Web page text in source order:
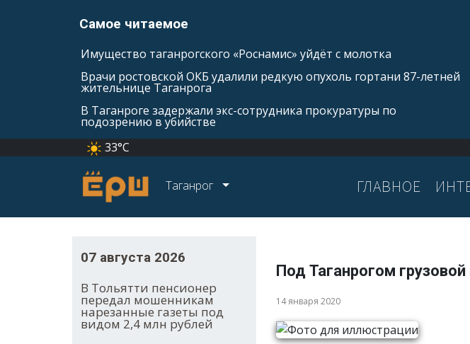
Самое читаемое
Имущество таганрогского «Роснамис» уйдёт с молотка
Врачи ростовской ОКБ удалили редкую опухоль гортани 87-летней
жительнице Таганрога
В Таганроге задержали экс-сотрудника прокуратуры по
подозрению в убийстве
33°C
Таганрог ГЛАВНОЕ
07 августа 2026
В Тольятти пенсионер
передал мошенникам
нарезанные газеты под
видом 2,4 млн рублей
Под Таганрогом
14 января 2020